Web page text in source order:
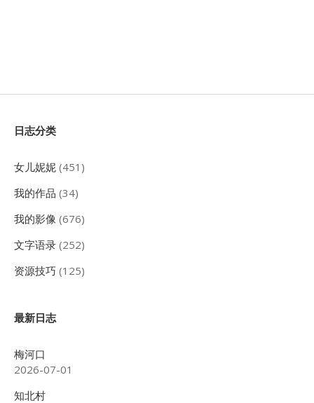
Sidebar
日志分类
女儿妮妮 (451)
我的作品 (34)
我的影像 (676)
文字语录 (252)
资源技巧 (125)
最新日志
梅河口
2026-07-01
知北村